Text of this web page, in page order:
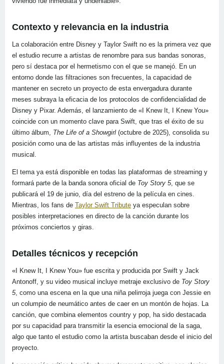
Contexto y relevancia en la industria
La colaboración entre Disney y Taylor Swift no es la primera vez que
el estudio recurre a artistas de renombre para sus bandas sonoras,
pero sí destaca por el hermetismo con el que se manejó. En un
entorno donde las filtraciones son frecuentes, la capacidad de
mantener en secreto un proyecto de esta envergadura durante
meses subraya la eficacia de los protocolos de confidencialidad de
Disney y Pixar. Además, el lanzamiento de «I Knew It, I Knew You»
coincide con un momento clave para Swift, que tras el éxito de su
último álbum, The Life of a Showgirl (octubre de 2025), consolida su
posición como una de las artistas más influyentes de la industria
musical.
El tema ya está disponible en todas las plataformas de streaming y
formará parte de la banda sonora oficial de Toy Story 5, que se
publicará el 19 de junio, día del estreno de la película en cines.
Mientras, los fans de Taylor Swift Tribute ya especulan sobre
posibles interpretaciones en directo de la canción durante los
próximos conciertos y giras.
Detalles técnicos y recepción
«I Knew It, I Knew You» fue escrita y producida por Swift y Jack
Antonoff, y su video musical incluye metraje exclusivo de Toy Story
5, como una escena en la que una niña pelirroja juega con Jessie en
un columpio de neumático antes de caer en un montón de hojas. La
canción, que combina elementos country y pop, ha sido destacada
por su capacidad para transmitir la esencia emocional de la saga,
algo que tanto el estudio como la artista buscaban desde el inicio del
proyecto.